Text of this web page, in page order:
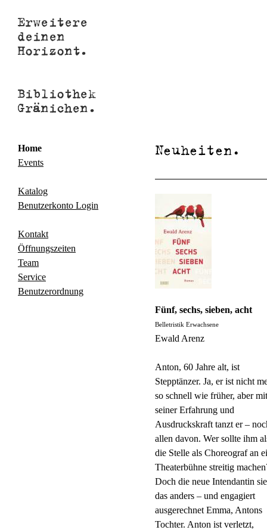
Home
Events
Katalog
Benutzerkonto Login
Kontakt
Öffnungszeiten
Team
Service
Benutzerordnung
Neuheiten.
Fünf, sechs, sieben, acht
Belletristik Erwachsene
Ewald Arenz
Anton, 60 Jahre alt, ist
Stepptänzer. Ja, er ist nicht
so schnell wie früher, aber mit
seiner Erfahrung und
Ausdruckskraft tanzt er –
allen davon. Wer sollte ihm
die Stelle als Choreograf an
Theaterbühne streitig
Doch die neue Intendantin
das anders – und engagiert
ausgerechnet Emma, Antons
Tochter. Anton ist verletzt,